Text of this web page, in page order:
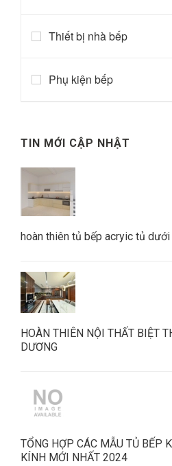
Thiết bị nhà bếp
Phụ kiện bếp
TIN MỚI CẬP NHẬT
hoàn thiên tủ bếp acryic tủ
HOÀN THIÊN NỘI THẤT BIỆT
DƯƠNG
TỔNG HỢP CÁC MẪU TỦ BẾP
KÍNH MỚI NHẤT 2024